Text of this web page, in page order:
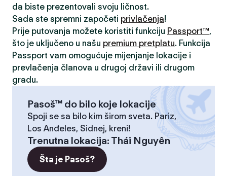
da biste prezentovali svoju ličnost.
Sada ste spremni započeti privlačenja!
Prije putovanja možete koristiti funkciju Passport™,
što je uključeno u našu premium pretplatu. Funkcija
Passport vam omogućuje mijenjanje lokacije i
prevlačenja članova u drugoj državi ili drugom
gradu.
Pasoš™ do bilo koje lokacije
Spoji se sa bilo kim širom sveta. Pariz,
Los Anđeles, Sidnej, kreni!
Trenutna lokacija: Thái Nguyên
Šta je Pasoš?